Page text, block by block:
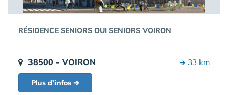
RÉSIDENCE SENIORS OUI SENIORS VOIRON
38500 - VOIRON ➔ 33 km
Plus d'infos ➔